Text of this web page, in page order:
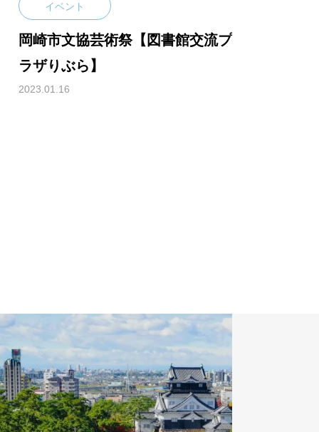
イベント
岡崎市文協芸術祭【図書館交流プ
ラザりぶら】
2023.01.16